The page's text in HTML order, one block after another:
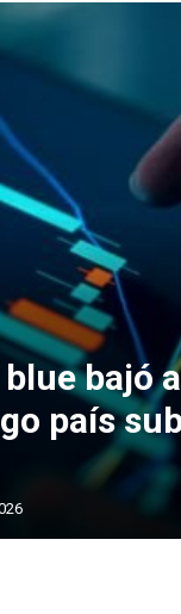
bajó
país